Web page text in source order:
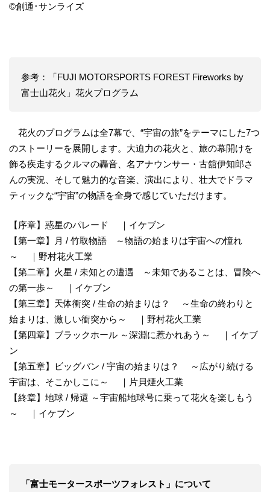
©創通･サンライズ
参考：「FUJI MOTORSPORTS FOREST Fireworks by
富士山花火」花火プログラム
花火のプログラムは全7幕で、“宇宙の旅”をテーマにした7つ
のストーリーを展開します。大迫力の花火と、旅の幕開けを
飾る疾走するクルマの轟音、名アナウンサー・古舘伊知郎さ
んの実況、そして魅力的な音楽、演出により、壮大でドラマ
ティックな“宇宙”の物語を全身で感じていただけます。
【序章】惑星のパレード ｜イケブン
【第一章】月 / 竹取物語 ～物語の始まりは宇宙への憧れ
～ ｜野村花火工業
【第二章】火星 / 未知との遭遇 ～未知であることは、冒険へ
の第一歩～ ｜イケブン
【第三章】天体衝突 / 生命の始まりは？ ～生命の終わりと
始まりは、激しい衝突から～ ｜野村花火工業
【第四章】ブラックホール ～深淵に惹かれあう～ ｜イケブ
ン
【第五章】ビッグバン / 宇宙の始まりは？ ～広がり続ける
宇宙は、そこかしこに～ ｜片貝煙火工業
【終章】地球 / 帰還 ～宇宙船地球号に乗って花火を楽しもう
～ ｜イケブン
「富士モータースポーツフォレスト」について